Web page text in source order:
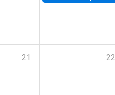
21 22